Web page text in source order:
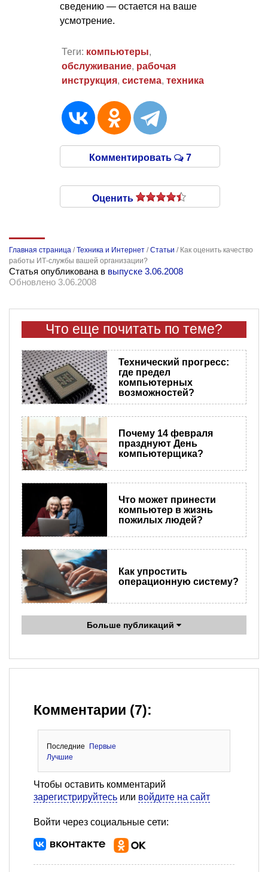
сведению — остается на ваше
усмотрение.
Теги: компьютеры,
обслуживание, рабочая
инструкция, система, техника
Комментировать 7
Оценить
Главная страница /Техника и Интернет /Статьи / Как оценить качество
работы ИТ-службы вашей организации?
Статья опубликована в выпуске 3.06.2008
Обновлено 3.06.2008
Что еще почитать по теме?
Технический прогресс:
где предел
компьютерных
возможностей?
Почему 14 февраля
празднуют День
компьютерщика?
Что может принести
компьютер в жизнь
пожилых людей?
Как упростить
операционную систему?
Больше публикаций
Комментарии (7):
Последние
Первые
Лучшие
Чтобы оставить комментарий
зарегистрируйтесь или войдите на сайт
Войти через социальные сети: